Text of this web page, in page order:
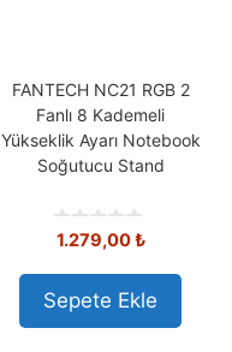
FANTECH NC21 RGB 2
Fanlı 8 Kademeli
Yükseklik Ayarı Notebook
Soğutucu Stand
0
u
t
o
f
1.279,00₺
Sepete Ekle